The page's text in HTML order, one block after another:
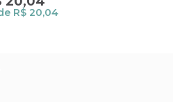
R$ 20,04